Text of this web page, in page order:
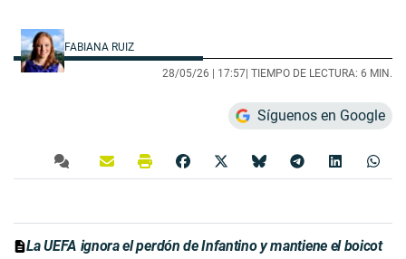
FABIANA RUIZ
28/05/26 | 17:57| TIEMPO DE LECTURA: 6 MIN.
Síguenos en Google
La UEFA ignora el perdón de Infantino y mantiene el boicot